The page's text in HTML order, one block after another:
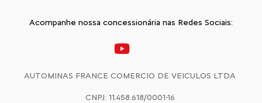
Acompanhe nossa concessionária nas Redes Sociais:
AUTOMINAS FRANCE COMERCIO DE VEICULOS LTDA
CNPJ: 11.458.618/0001-16